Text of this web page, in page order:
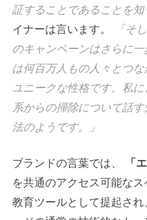
証することであることを知
イナーは言います。
「そ
のキャンペーンはさらに
は何百万人もの人々とつな
ユニークな性格です。私
系からの掃除について話
法のようです。」
ブランドの言葉では、 「
を共通のアクセス可能な
教育ツールとして提起さ